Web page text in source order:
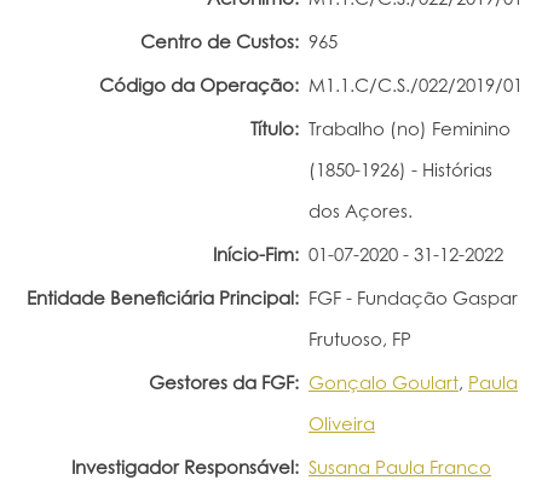
Centro de Custos: 965
Código da Operação: M1.1.C/C.S./022/2019/01
Título: Trabalho (no) Feminino
(1850-1926) - Histórias
dos Açores.
Início-Fim: 01-07-2020 - 31-12-2022
Entidade Beneficiária Principal: FGF - Fundação Gaspar
Frutuoso, FP
Gestores da FGF: Gonçalo Goulart, Paula
Oliveira
Investigador Responsável: Susana Paula Franco